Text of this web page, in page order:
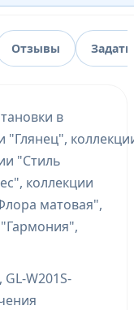
Отзывы
в
"Глянец",
"Стиль
коллекции
матовая",
W201S-